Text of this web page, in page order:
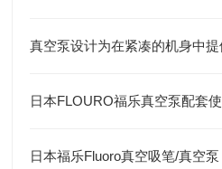
真空泵设计为在紧凑的机身中